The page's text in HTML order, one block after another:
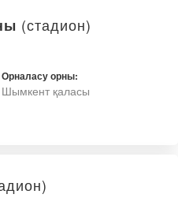
(стадион)
Орналасу орны:
Шымкент қаласы